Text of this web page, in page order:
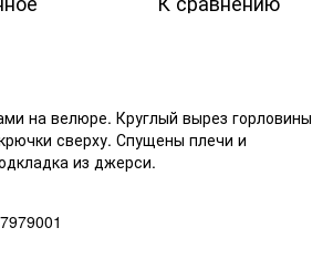
на велюре. Круглый вырез горловины
сверху. Спущены плечи и
из джерси.